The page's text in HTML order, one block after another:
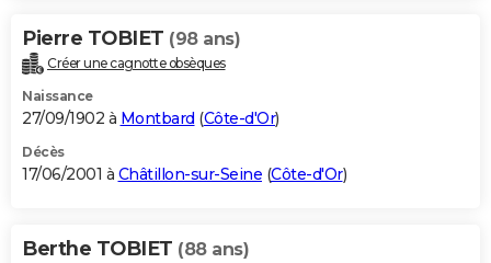
Pierre TOBIET (98 ans)
Créer une cagnotte obsèques
Naissance
27/09/1902 à Montbard (Côte-d'Or)
Décès
17/06/2001 à Châtillon-sur-Seine (Côte-d'Or)
Berthe TOBIET (88 ans)